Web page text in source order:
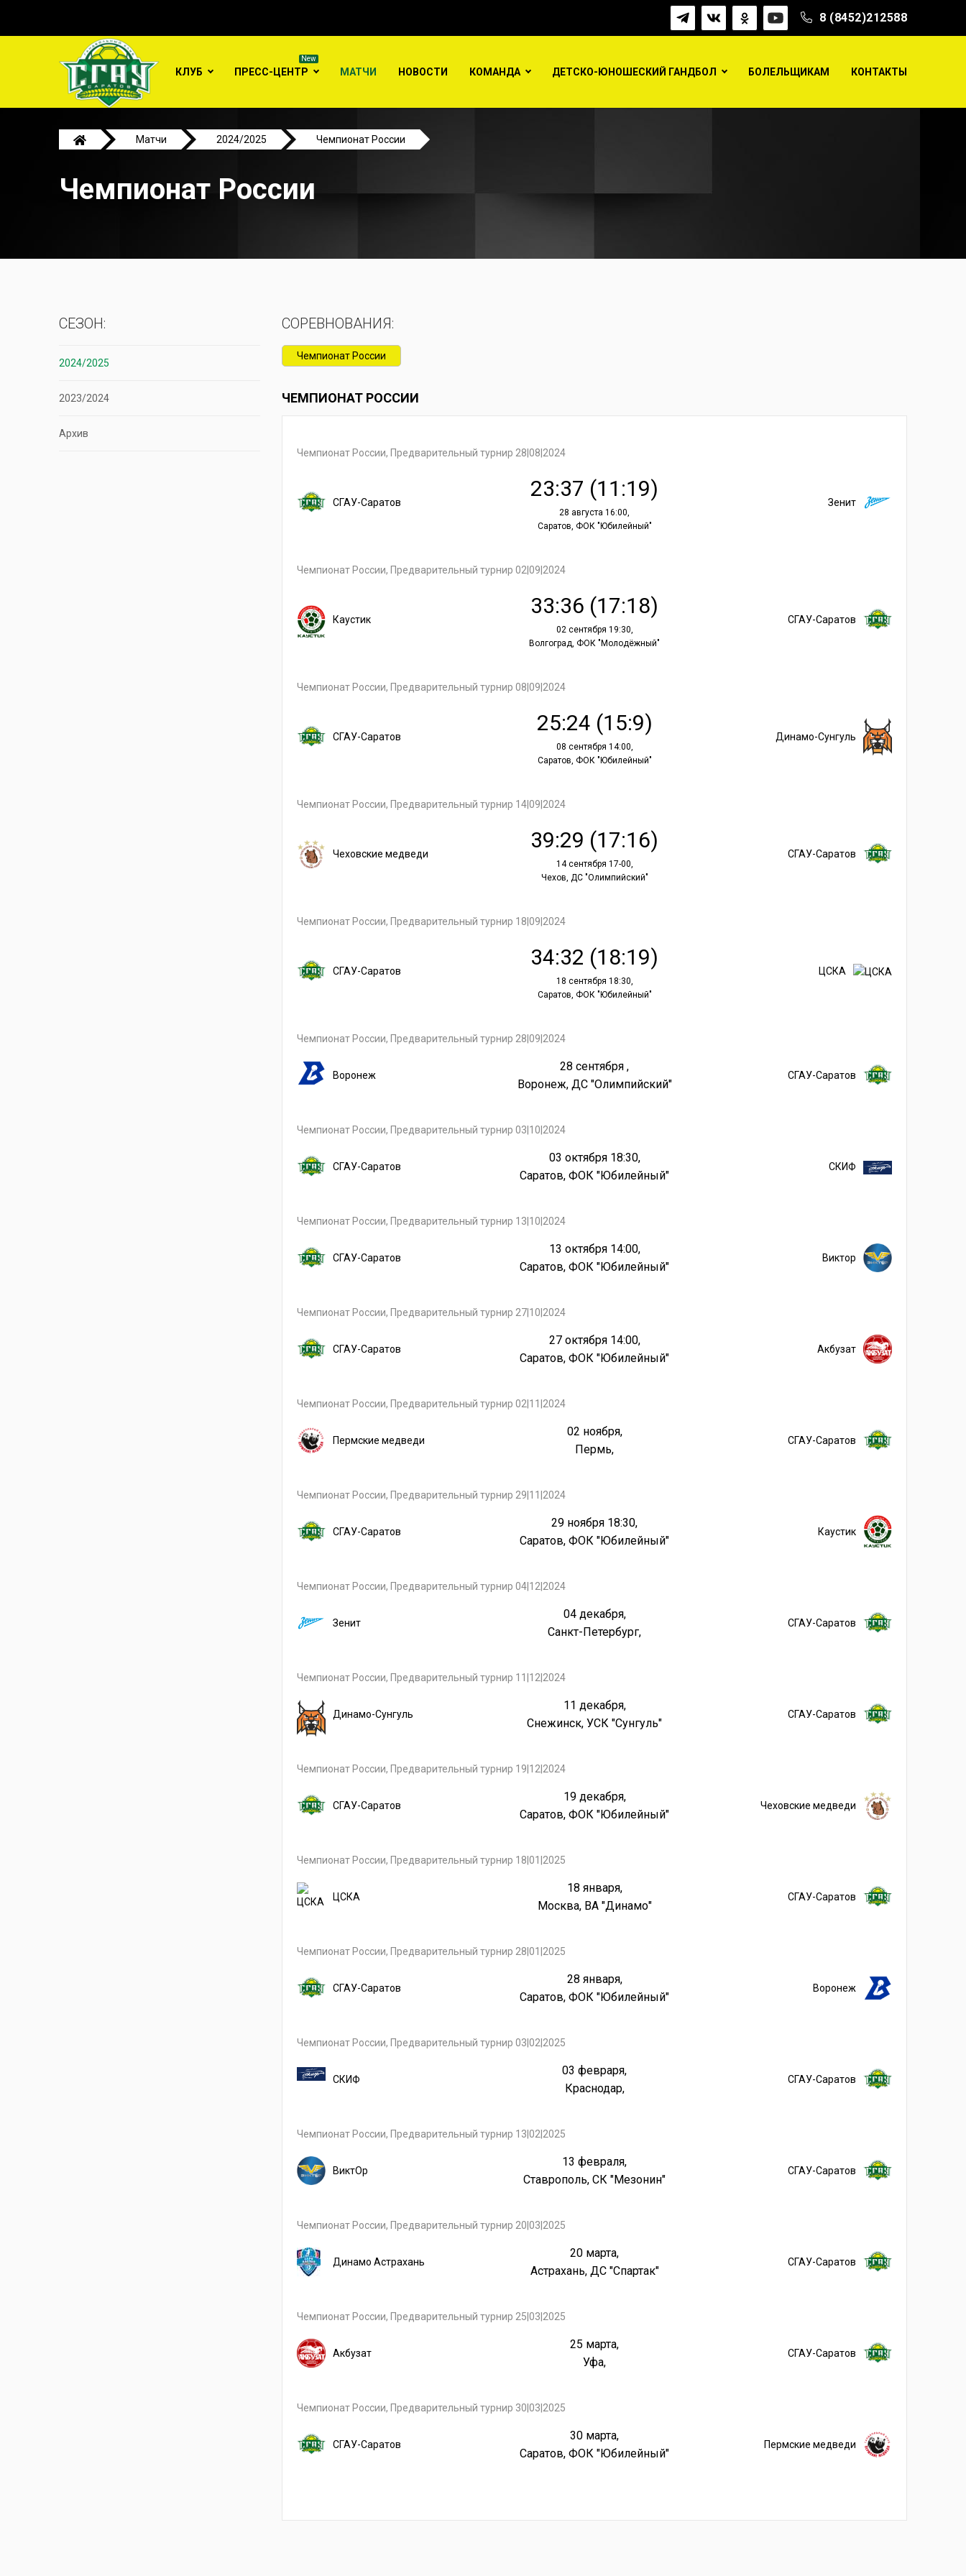
8 (8452)212588
КЛУБ ПРЕСС-ЦЕНТР МАТЧИ НОВОСТИ КОМАНДА ДЕТСКО-ЮНОШЕСКИЙ ГАНДБОЛ БОЛЕЛЬЩИКАМ КОНТАКТЫ
Матчи 2024/2025 Чемпионат России
Чемпионат России
СЕЗОН:
2024/2025
2023/2024
Архив
СОРЕВНОВАНИЯ:
Чемпионат России
ЧЕМПИОНАТ РОССИИ
Чемпионат России, Предварительный турнир 28|08|2024
СГАУ-Саратов
23:37 (11:19)
28 августа 16:00,
Саратов, ФОК "Юбилейный"
Зенит
Чемпионат России, Предварительный турнир 02|09|2024
Каустик
33:36 (17:18)
02 сентября 19:30,
Волгоград, ФОК "Молодёжный"
СГАУ-Саратов
Чемпионат России, Предварительный турнир 08|09|2024
СГАУ-Саратов
25:24 (15:9)
08 сентября 14:00,
Саратов, ФОК "Юбилейный"
Динамо-Сунгуль
Чемпионат России, Предварительный турнир 14|09|2024
Чеховские медведи
39:29 (17:16)
14 сентября 17-00,
Чехов, ДС "Олимпийский"
СГАУ-Саратов
Чемпионат России, Предварительный турнир 18|09|2024
СГАУ-Саратов
34:32 (18:19)
18 сентября 18:30,
Саратов, ФОК "Юбилейный"
ЦСКА
Чемпионат России, Предварительный турнир 28|09|2024
Воронеж
28 сентября ,
Воронеж, ДС "Олимпийский"
СГАУ-Саратов
Чемпионат России, Предварительный турнир 03|10|2024
СГАУ-Саратов
03 октября 18:30,
Саратов, ФОК "Юбилейный"
СКИФ
Чемпионат России, Предварительный турнир 13|10|2024
СГАУ-Саратов
13 октября 14:00,
Саратов, ФОК "Юбилейный"
Виктор
Чемпионат России, Предварительный турнир 27|10|2024
СГАУ-Саратов
27 октября 14:00,
Саратов, ФОК "Юбилейный"
Акбузат
Чемпионат России, Предварительный турнир 02|11|2024
Пермские медведи
02 ноября,
Пермь,
СГАУ-Саратов
Чемпионат России, Предварительный турнир 29|11|2024
СГАУ-Саратов
29 ноября 18:30,
Саратов, ФОК "Юбилейный"
Каустик
Чемпионат России, Предварительный турнир 04|12|2024
Зенит
04 декабря,
Санкт-Петербург,
СГАУ-Саратов
Чемпионат России, Предварительный турнир 11|12|2024
Динамо-Сунгуль
11 декабря,
Снежинск, УСК "Сунгуль"
СГАУ-Саратов
Чемпионат России, Предварительный турнир 19|12|2024
СГАУ-Саратов
19 декабря,
Саратов, ФОК "Юбилейный"
Чеховские медведи
Чемпионат России, Предварительный турнир 18|01|2025
ЦСКА
18 января,
Москва, ВА "Динамо"
СГАУ-Саратов
Чемпионат России, Предварительный турнир 28|01|2025
СГАУ-Саратов
28 января,
Саратов, ФОК "Юбилейный"
Воронеж
Чемпионат России, Предварительный турнир 03|02|2025
СКИФ
03 февраря,
Краснодар,
СГАУ-Саратов
Чемпионат России, Предварительный турнир 13|02|2025
ВиктОр
13 февраля,
Ставрополь, СК "Мезонин"
СГАУ-Саратов
Чемпионат России, Предварительный турнир 20|03|2025
Динамо Астрахань
20 марта,
Астрахань, ДС "Спартак"
СГАУ-Саратов
Чемпионат России, Предварительный турнир 25|03|2025
Акбузат
25 марта,
Уфа,
СГАУ-Саратов
Чемпионат России, Предварительный турнир 30|03|2025
СГАУ-Саратов
30 марта,
Саратов, ФОК "Юбилейный"
Пермские медведи